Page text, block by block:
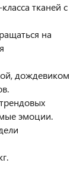
тканей с
на
дождевиком
эмоции.